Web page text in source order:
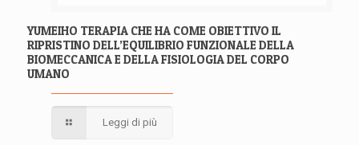
YUMEIHO TERAPIA CHE HA COME OBIETTIVO IL
RIPRISTINO DELL’EQUILIBRIO FUNZIONALE DELLA
BIOMECCANICA E DELLA FISIOLOGIA DEL CORPO
UMANO
Leggi di più